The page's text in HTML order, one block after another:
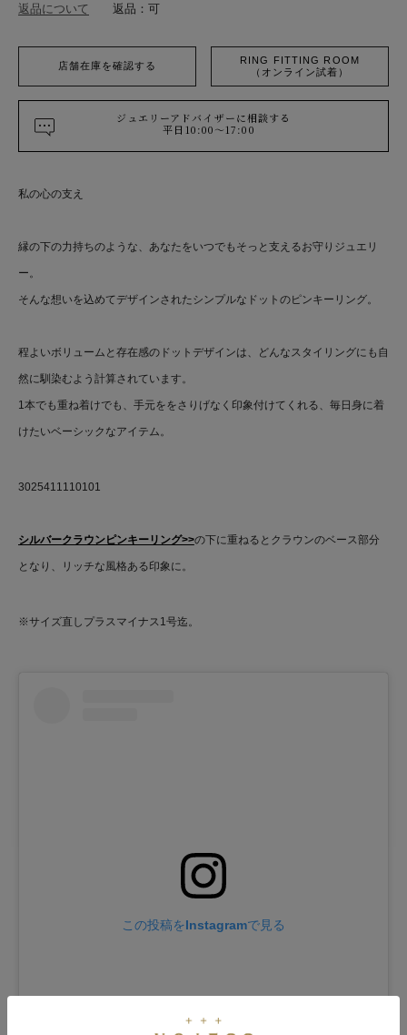
返品について 返品：可
店舗在庫を確認する
RING FITTING ROOM
（オンライン試着）
ジュエリーアドバイザーに相談する
平日10:00～17:00
私の心の支え
縁の下の力持ちのような、あなたをいつでもそっと支えるお守りジュエリ
ー。
そんな想いを込めてデザインされたシンプルなドットのピンキーリング。
程よいボリュームと存在感のドットデザインは、どんなスタイリングにも自
然に馴染むよう計算されています。
1本でも重ね着けでも、手元ををさりげなく印象付けてくれる、毎日身に着
けたいベーシックなアイテム。
3025411110101
シルバークラウンピンキーリング>>の下に重ねるとクラウンのベース部分
となり、リッチな風格ある印象に。
※サイズ直しプラスマイナス1号迄。
この投稿をInstagramで見る